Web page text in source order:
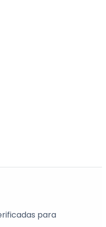
para